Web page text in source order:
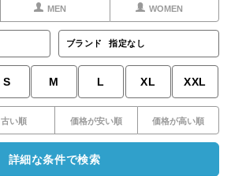
MEN WOMEN
ブランド 指定なし
S M L XL XXL
古い順 価格が安い順 価格が高い順
詳細な条件で検索